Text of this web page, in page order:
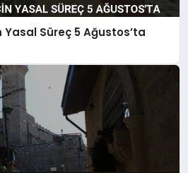
Süreç 5 Ağustos’ta